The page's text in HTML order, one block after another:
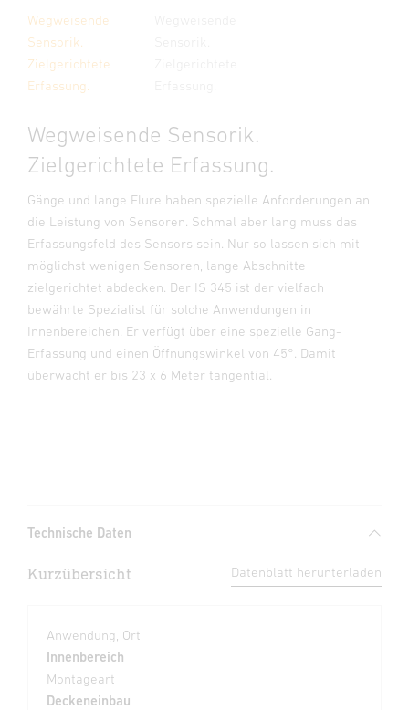
Wegweisende
Sensorik.
Zielgerichtete
Erfassung.
Wegweisende Sensorik.
Zielgerichtete Erfassung.
Gänge und lange Flure haben spezielle Anforderungen an
die Leistung von Sensoren. Schmal aber lang muss das
Erfassungsfeld des Sensors sein. Nur so lassen sich mit
möglichst wenigen Sensoren, lange Abschnitte
zielgerichtet abdecken. Der IS 345 ist der vielfach
bewährte Spezialist für solche Anwendungen in
Innenbereichen. Er verfügt über eine spezielle Gang-
Erfassung und einen Öffnungswinkel von 45°. Damit
überwacht er bis 23 x 6 Meter tangential.
Technische Daten
Kurzübersicht Datenblatt herunterladen
Anwendung, Ort
Innenbereich
Montageart
Deckeneinbau